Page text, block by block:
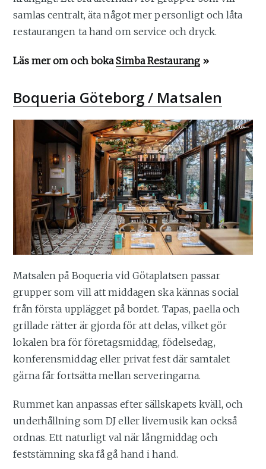
samlas centralt, äta något mer personligt och låta
restaurangen ta hand om service och dryck.
Läs mer om och bokaSimba Restaurang »
Boqueria Göteborg / Matsalen
Matsalen på Boqueria vid Götaplatsen passar
grupper som vill att middagen ska kännas social
från första upplägget på bordet. Tapas, paella och
grillade rätter är gjorda för att delas, vilket gör
lokalen bra för företagsmiddag, födelsedag,
konferensmiddag eller privat fest där samtalet
gärna får fortsätta mellan serveringarna.
Rummet kan anpassas efter sällskapets kväll, och
underhållning som DJ eller livemusik kan också
ordnas. Ett naturligt val när långmiddag och
feststämning ska få gå hand i hand.